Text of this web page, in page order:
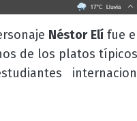
Néstor Elífue
de los platos